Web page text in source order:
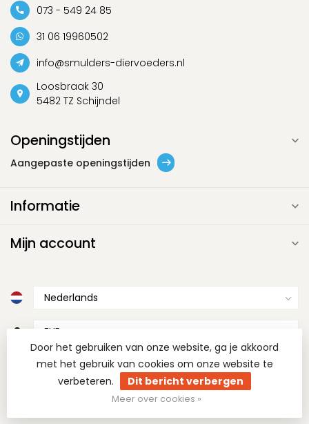
073 - 549 24 85
31 06 19960502
info@smulders-diervoeders.nl
Loosbraak 30
5482 TZ Schijndel
Openingstijden
Aangepaste openingstijden
Informatie
Mijn account
€
Door het gebruiken van onze website, ga je akkoord
met het gebruik van cookies om onze website te
verbeteren.
Dit bericht verbergen
Meer over cookies »